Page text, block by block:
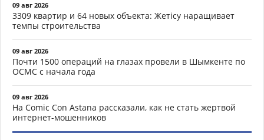
09 авг 2026
3309 квартир и 64 новых объекта: Жетісу наращивает
темпы строительства
09 авг 2026
Почти 1500 операций на глазах провели в Шымкенте по
ОСМС с начала года
09 авг 2026
На Comic Con Astana рассказали, как не стать жертвой
интернет-мошенников